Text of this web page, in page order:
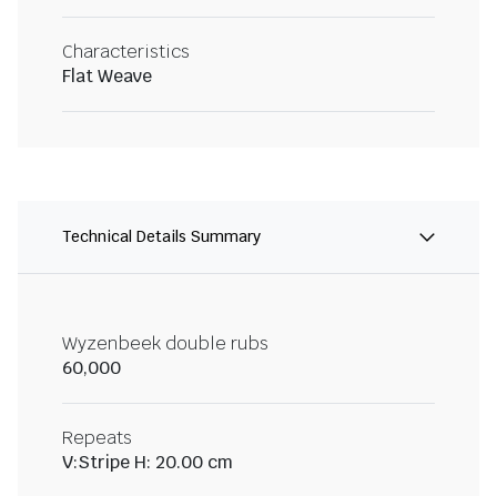
Characteristics
Flat Weave
Technical Details Summary
Wyzenbeek double rubs
60,000
Repeats
V:Stripe H: 20.00 cm